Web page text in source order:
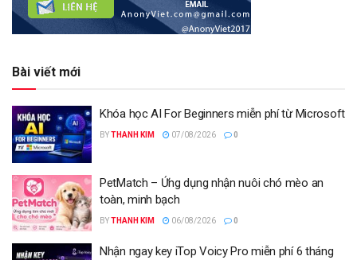
Bài viết mới
Khóa học AI For Beginners miễn phí từ Microsoft
BYTHANH KIM 07/08/2026 0
PetMatch – Ứng dụng nhận nuôi chó mèo an
toàn, minh bạch
BYTHANH KIM 06/08/2026 0
Nhận ngay key iTop Voicy Pro miễn phí 6 tháng